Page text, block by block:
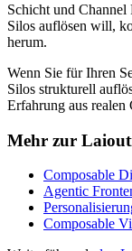
Schicht und Channel
Silos auflösen will,
herum.
Wenn Sie für Ihren
Silos strukturell
Erfahrung aus
Mehr zur
Composable
Agentic
Composable